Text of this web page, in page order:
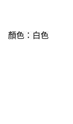
顏色： 白色